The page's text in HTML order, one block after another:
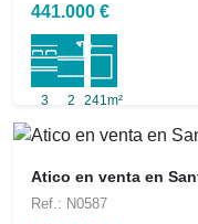
441.000 €
3 2 241m²
Atico en venta en
Ref.: N0587